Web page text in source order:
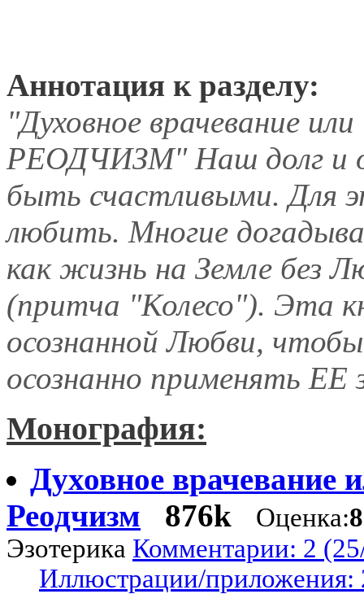
Аннотация к разделу:
"Духовное врачевание или
РЕОДЧИЗМ" Наш долг и
быть счастливыми. Для
любить. Многие
как жизнь на Земле без
(притча "Колесо"). Эта
осознанной Любви,
осознанно применять ЕЕ
Монография:
Духовное врачевание
Реодчизм
876k Оценка:
Эзотерика Комментарии: 2
Иллюстрации/приложения: